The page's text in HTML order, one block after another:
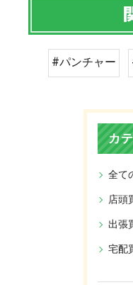
#パンチャー
カ
全て
店頭
出張
宅配